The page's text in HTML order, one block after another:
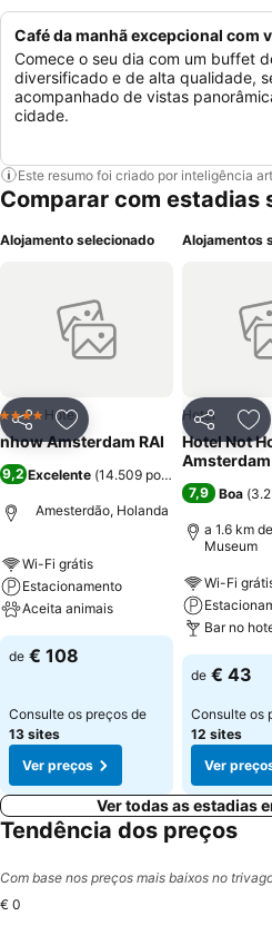
Café da manhã excepcional com
Comece o seu dia com um buffet
diversificado e de alta qualidade,
acompanhado de vistas
cidade.
Este resumo foi criado por inteligência
Comparar com estadias
Alojamento selecionado
PartilharAdicionar aos favoritos
4 EstrelasHotel
nhow Amsterdam RAI
9,2 Excelente (14.509 pontuações
Amesterdão, Holanda
Wi-Fi grátis
Estacionamento
Aceita animais
de € 108
Consulte os preços de
13 sites
Ver preços
Alojamentos
Partilhar
Hotel
Hotel Not
Amsterdam
7,9 Boa (
a 1.6 km
Museum
Wi-Fi
Bar no
de € 43
Consulte os
12 sites
Ver
Ver todas as estadias
Tendência dos preços
Com base nos preços mais baixos no
€ 0